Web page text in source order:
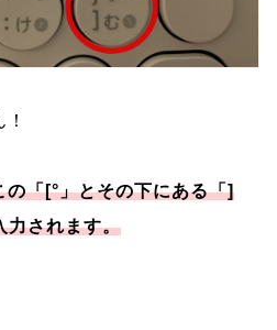
の「[°」とその下にある「]
力されます。